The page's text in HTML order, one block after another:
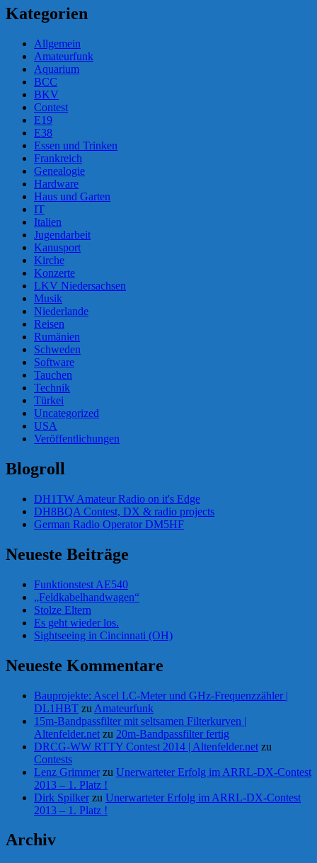
Kategorien
Allgemein
Amateurfunk
Aquarium
BCC
BKV
Contest
E19
E38
Essen und Trinken
Frankreich
Genealogie
Hardware
Haus und Garten
IT
Italien
Jugendarbeit
Kanusport
Kirche
Konzerte
LKV Niedersachsen
Musik
Niederlande
Reisen
Rumänien
Schweden
Software
Tauchen
Technik
Türkei
Uncategorized
USA
Veröffentlichungen
Blogroll
DH1TW Amateur Radio on it's Edge
DH8BQA Contest, DX & radio projects
German Radio Operator DM5HF
Neueste Beiträge
Funktionstest AE540
„Feldkabelhandwagen“
Stolze Eltern
Es geht wieder los.
Sightseeing in Cincinnati (OH)
Neueste Kommentare
Bauprojekte: Ascel LC-Meter und GHz-Frequenzzähler |
DL1HBT zu Amateurfunk
15m-Bandpassfilter mit seltsamen Filterkurven |
Altenfelder.net zu 20m-Bandpassfilter fertig
DRCG-WW RTTY Contest 2014 | Altenfelder.net zu
Contests
Lenz Grimmer zu Unerwarteter Erfolg im ARRL-DX-Contest
2013 – 1. Platz !
Dirk Spilker zu Unerwarteter Erfolg im ARRL-DX-Contest
2013 – 1. Platz !
Archiv